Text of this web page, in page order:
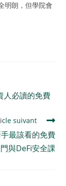
明朗，但學院會
人必讀的免費
suivant
最該看的免費
與DeFi安全課